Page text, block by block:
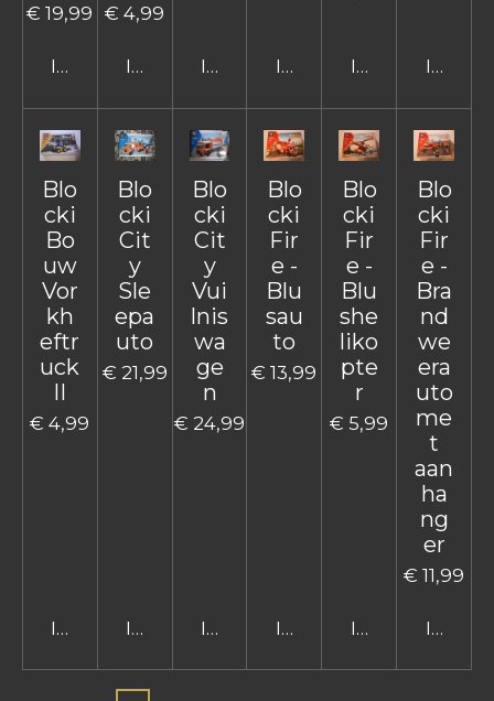
€ 19,99
In winkelwagen
€ 4,99
In winkelwagenIn winkelwagenIn winkelwagen
In In
Blo
cki
Bo
uw
Vor
kh
eftr
uck
II
€ 4,99
In winkelwagen
Blo
cki
Cit
y
Sle
epa
uto
€ 21,99
In winkelwagen
Blo
cki
Cit
y
Vui
lnis
wa
ge
n
€ 24,99
In winkelwagen
Blo
cki
Fir
e -
Blu
sau
to
€ 13,99
In winkelwagen
Blo
cki
Fir
e -
Blu
she
liko
pte
r
€ 5,99
In
Blo
cki
Fir
e -
Bra
nd
we
era
uto
me
t
aan
ha
ng
er
€ 11,99
In